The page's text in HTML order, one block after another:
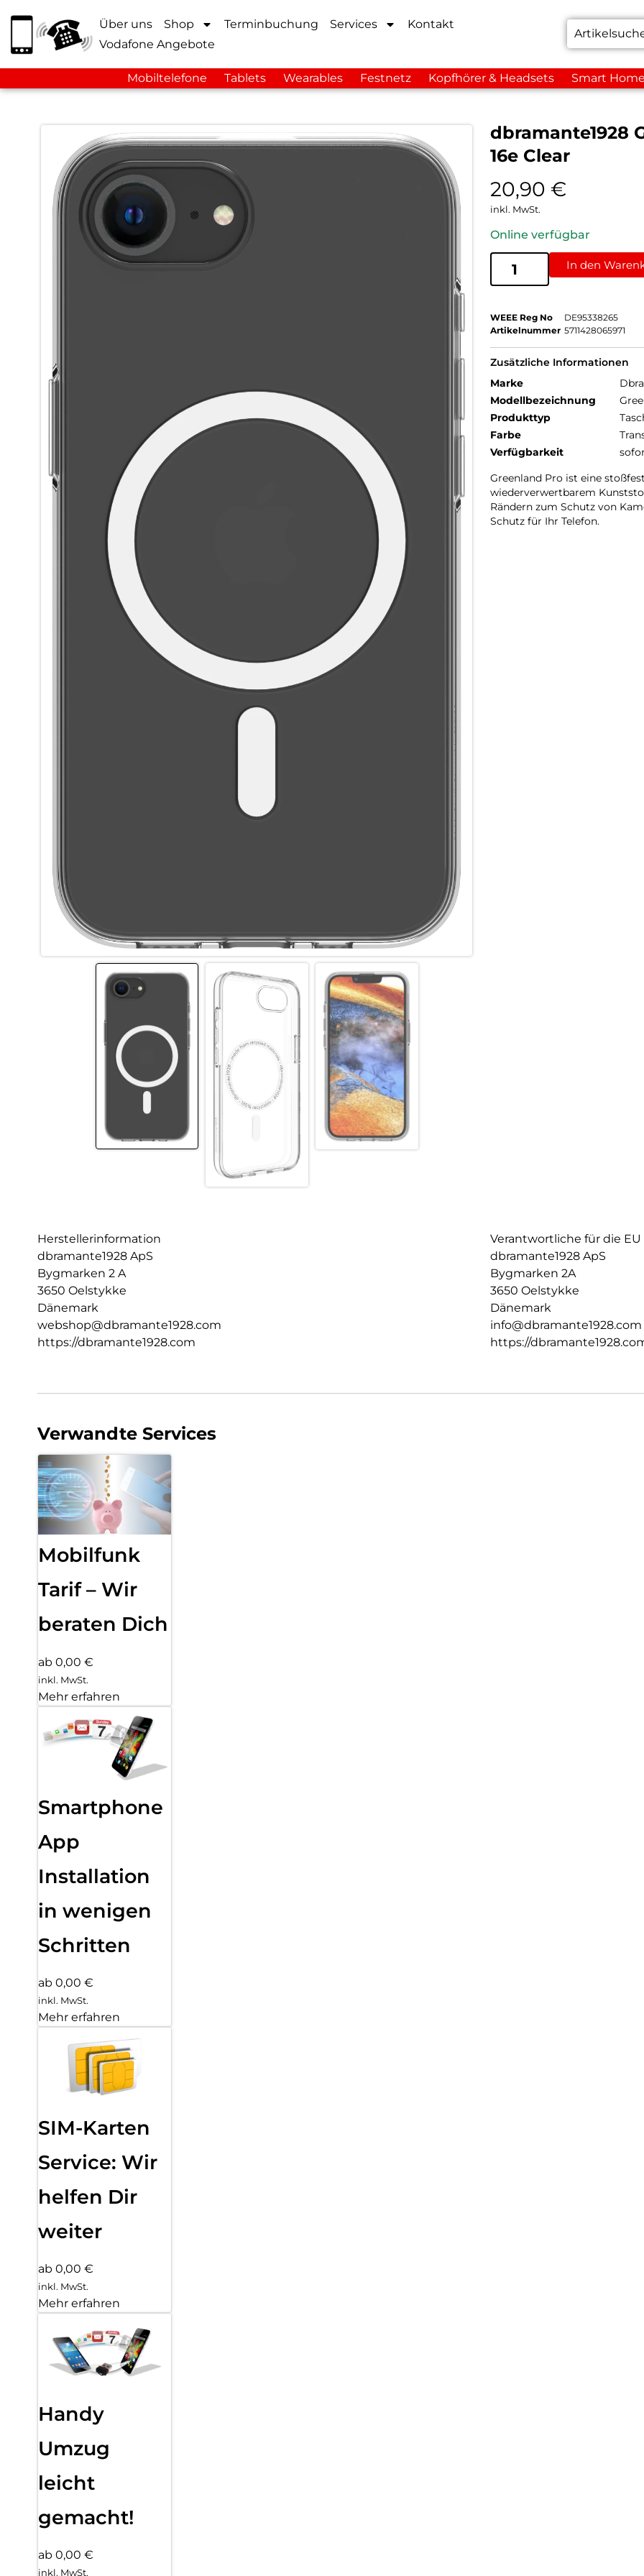
Über uns Shop Terminbuchung Services
Kontakt
Vodafone Angebote
Mobiltelefone Tablets Wearables Festnetz Kopfhörer & Headsets Smart
dbramante1928
16e Clear
20,90 €
inkl. MwSt.
Online verfügbar
In den
WEEE Reg No
DE95338265
Artikelnummer 5711428065971
Zusätzliche Informationen
Marke
Modellbezeichnung
Produkttyp
Farbe
Verfügbarkeit
Greenland Pro ist eine
wiederverwertbarem
Rändern zum Schutz von
Schutz für Ihr Telefon.
Herstellerinformation
dbramante1928 ApS
Bygmarken 2 A
3650 Oelstykke
Dänemark
webshop@dbramante1928.com
https://dbramante1928.com
Verantwortliche für die EU
dbramante1928 ApS
Bygmarken 2A
3650 Oelstykke
Dänemark
info@dbramante1928.com
https://
Verwandte Services
Mobilfunk
Tarif – Wir
beraten Dich
ab 0,00 €
inkl. MwSt.
Mehr erfahren
Smartphone
App
Installation
in wenigen
Schritten
ab 0,00 €
inkl. MwSt.
Mehr erfahren
SIM-Karten
Service: Wir
helfen Dir
weiter
ab 0,00 €
inkl. MwSt.
Mehr erfahren
Handy
Umzug
leicht
gemacht!
ab 0,00 €
inkl. MwSt.